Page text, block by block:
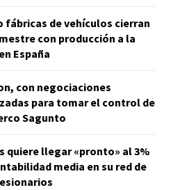
fábricas de vehículos cierran
con producción a la
España
con negociaciones
para tomar el control de
Sagunto
quiere llegar «pronto» al 3%
media en su red de